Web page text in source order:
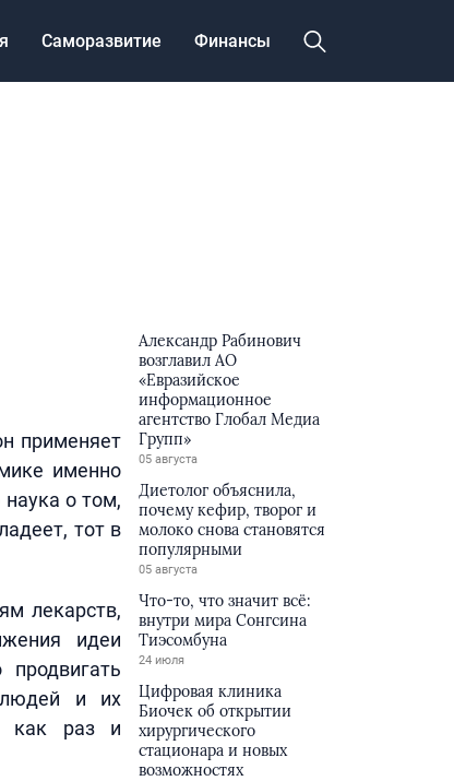
Саморазвитие Финансы
применяет
именно
о том,
тот в
лекарств,
идеи
и их
как раз и
Александр Рабинович
возглавил АО
«Евразийское
информационное
агентство Глобал Медиа
Групп»
05 августа
Диетолог объяснила,
почему кефир, творог и
молоко снова становятся
популярными
05 августа
Что-то, что значит всё:
внутри мира Сонгсина
Тиэсомбуна
24 июля
Цифровая клиника
Биочек об открытии
хирургического
стационара и новых
возможностях